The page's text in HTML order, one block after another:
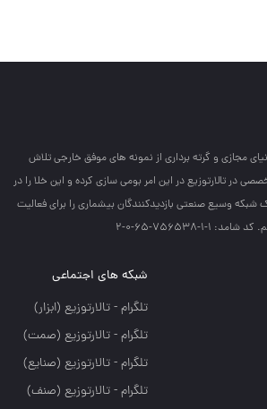
مجازي و گرته برداري از نمونه هاي موفق خارجي تلاش
در تالارتوزيع در اين امر بومي سازي كرده و اين خلا را در
شبكه وسيع صنعتي بازديدكنندگان بيشماري را براي فعاليت
1-756538-65-0-2
شبکه های اجتماعی
تلگرام - تالارتوزيع (ابزار)
تلگرام - تالارتوزيع (صمت)
تلگرام - تالارتوزيع (صنايع)
تلگرام - تالارتوزیع (صنف)